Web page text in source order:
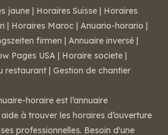
jaune | Horaires Suisse | Horaires
| Horaires Maroc | Anuario-horario |
firmen | Annuaire inversé |
Pages USA | Horaire societe |
restaurant | Gestion de chantier
horaire est l’annuaire
à trouver les horaires d’ouverture
professionnelles. Besoin d'une